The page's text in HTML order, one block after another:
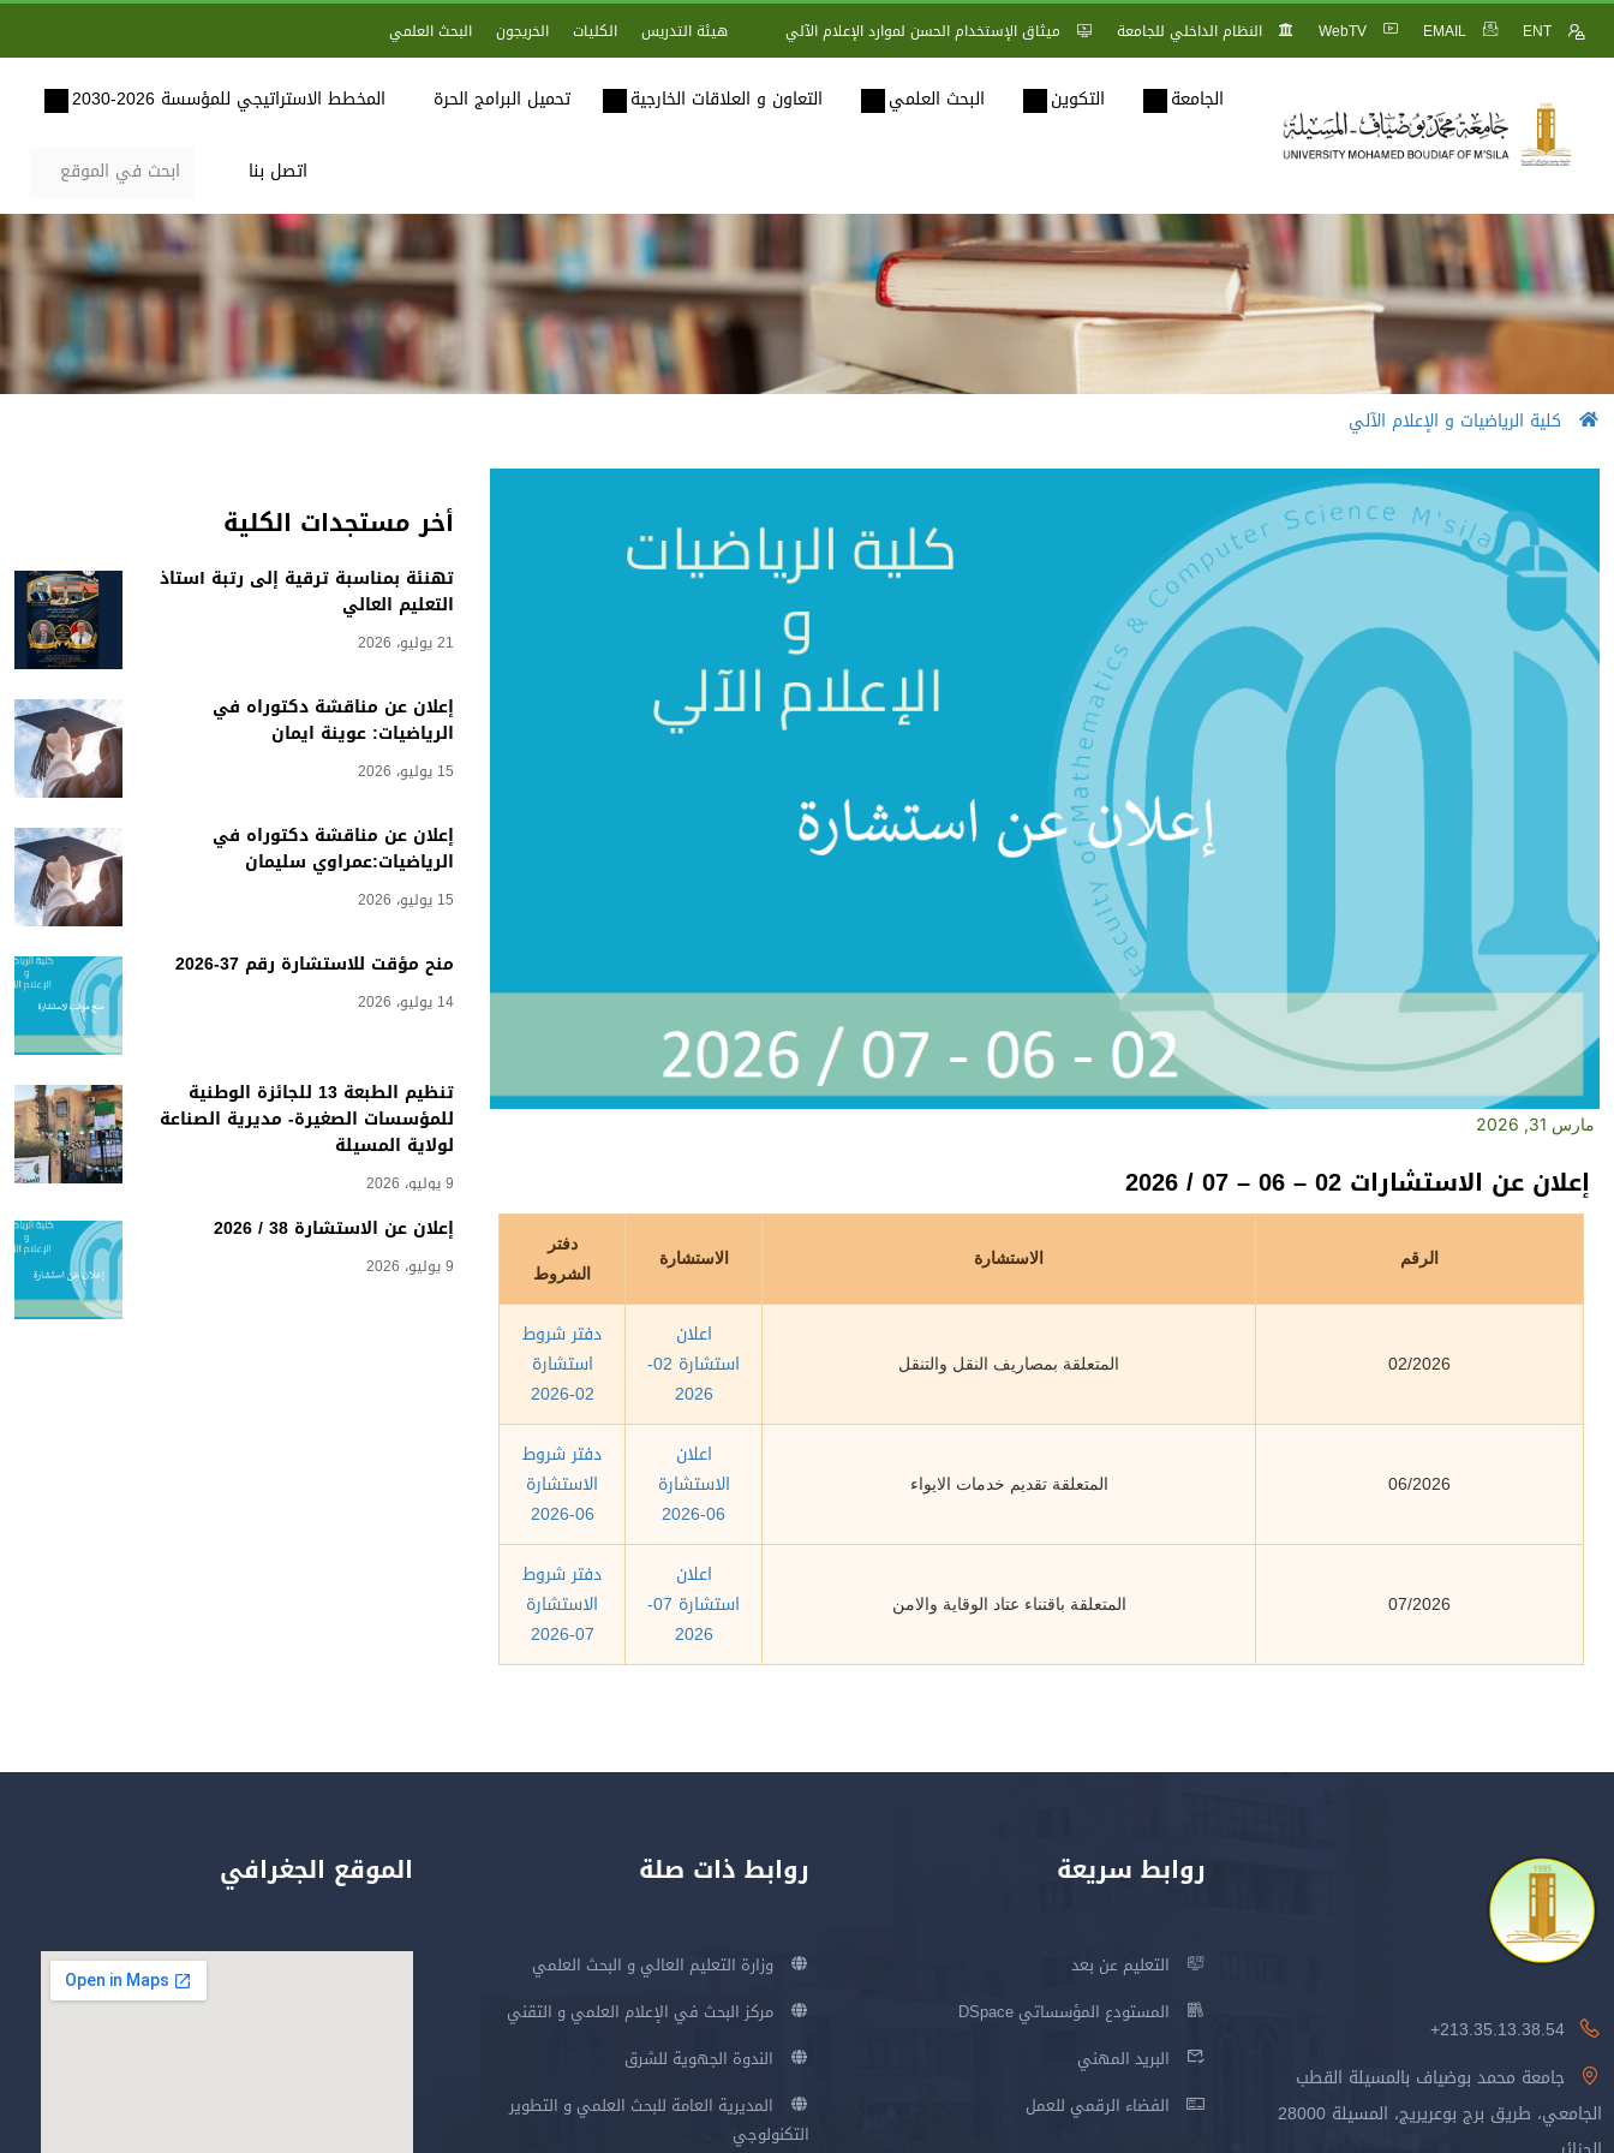
ENT
EMAIL
WebTV النظام الداخلي للجامعة ميثاق الإستخدام الحسن لموارد الإعلام الآلي هيئة التدريس الكليات الخريجون البحث العلمي
الجامعة التكوين البحث العلمي التعاون و العلاقات الخارجية تحميل البرامج الحرة المخطط الاستراتيجي للمؤسسة 2026-2030
اتصل بنا
كلية الرياضيات و الإعلام الآلي
أخر مستجدات الكلية
تهنئة بمناسبة ترقية إلى رتبة أستاذ
التعليم العالي
21 يوليو، 2026
إعلان عن مناقشة دكتوراه في
الرياضيات: عوينة ايمان
15 يوليو، 2026
إعلان عن مناقشة دكتوراه في
الرياضيات:عمراوي سليمان
15 يوليو، 2026
منح مؤقت للاستشارة رقم 37-2026
14 يوليو، 2026
تنظيم الطبعة 13 للجائزة الوطنية
للمؤسسات الصغيرة- مديرية الصناعة
لولاية المسيلة
9 يوليو، 2026
إعلان عن الاستشارة 38 / 2026
9 يوليو، 2026
مارس 31, 2026
إعلان عن الاستشارات 02 – 06 – 07 / 2026
الرقم الاستشارة الاستشارة
دفتر
الشروط
02/2026 المتعلقة بمصاريف النقل والتنقل
اعلان
استشارة 02-
2026
دفتر شروط
استشارة
02-2026
06/2026 المتعلقة تقديم خدمات الايواء
اعلان
الاستشارة
06-2026
دفتر شروط
الاستشارة
06-2026
07/2026 المتعلقة باقتناء عتاد الوقاية والامن
اعلان
استشارة 07-
2026
دفتر شروط
الاستشارة
07-2026
213.35.13.38.54+
جامعة محمد بوضياف بالمسيلة القطب
الجامعي، طريق برج بوعريريج، المسيلة 28000
روابط سريعة
التعليم عن بعد
المستودع المؤسساتي DSpace
البريد المهني
الفضاء الرقمي للعمل
روابط ذات صلة
وزارة التعليم العالي و البحث العلمي
مركز البحث في الإعلام العلمي و التقني
الندوة الجهوية للشرق
المديرية العامة للبحث العلمي و التطوير
التكنولوجي
الموقع الجغرافي